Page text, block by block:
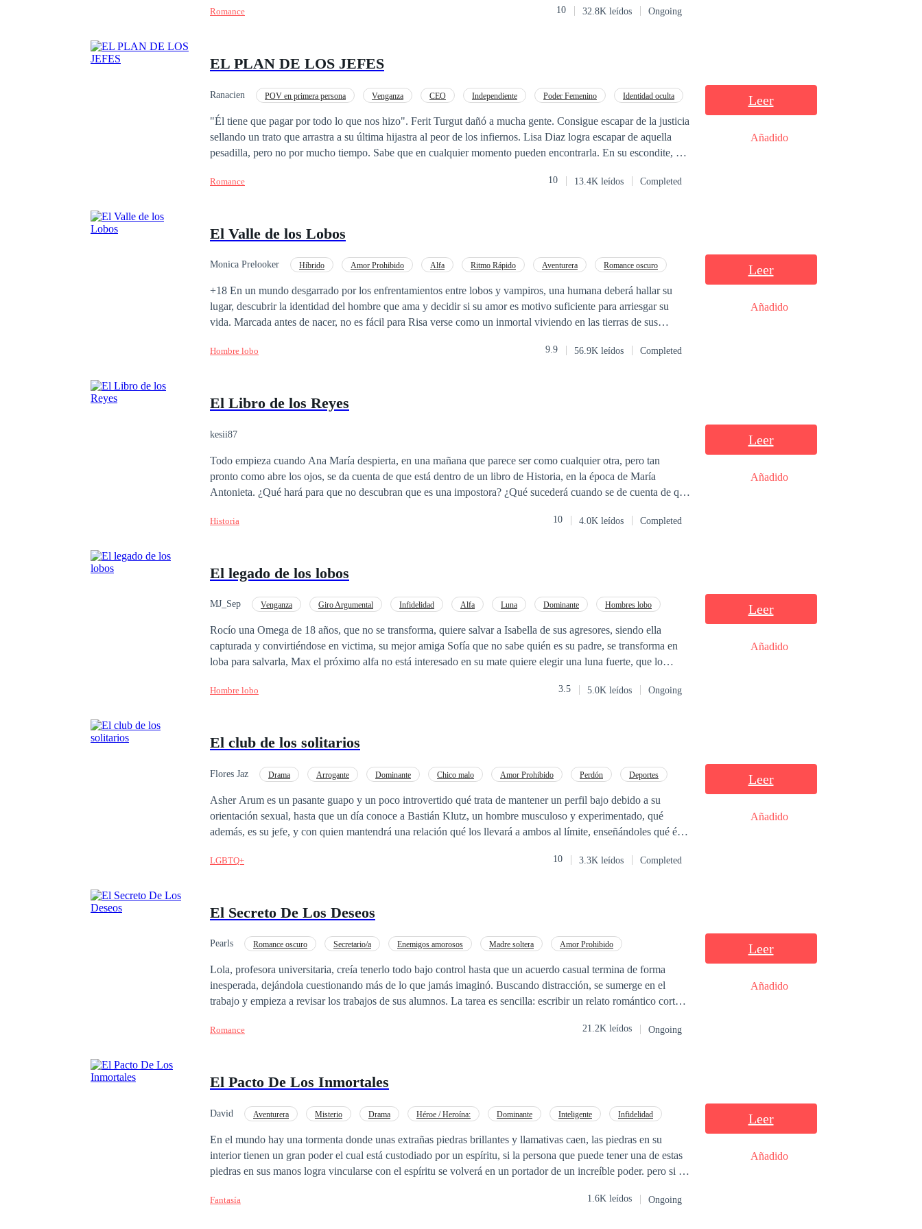
prisionero?
Romance 10 32.8K leídos Ongoing
EL PLAN DE LOS JEFES
Ranacien POV en primera persona Venganza CEO Independiente Poder Femenino
Identidad oculta
"Él tiene que pagar por todo lo que nos hizo". Ferit Turgut dañó a mucha gente. Consigue escapar de la justicia
sellando un trato que arrastra a su última hijastra al peor de los infiernos. Lisa Diaz logra escapar de aquella
pesadilla, pero no por mucho tiempo. Sabe que en cualquier momento pueden encontrarla. En su escondite, se
la conexión que tiene con su peor enemigo. De ese modo, el jefe de ella, en vez de despedirla o
famoso plan terminará envolviendo a todos en algo más peligroso que la propia venganza.
Romance 10 13.4K leídos Completed
Leer
Añadido
El Valle de los Lobos
Monica Prelooker Híbrido Amor Prohibido Alfa Ritmo Rápido Aventurera Romance oscuro
+18 En un mundo desgarrado por los enfrentamientos entre lobos y vampiros, una humana deberá hallar su
lugar, descubrir la identidad del hombre que ama y decidir si su amor es motivo suficiente para arriesgar su
vida. Marcada antes de nacer, no es fácil para Risa verse como un inmortal viviendo en las tierras de sus
señores del Valle, que desafiará las estrictas leyes de su pueblo para iniciarla en los secretos del amor, en
los incontables obstáculos que los separan? ¿O las diferencias entre ellos se impondrán a sus sentimientos y
Hombre lobo 9.9 56.9K leídos Completed
Leer
Añadido
El Libro de los Reyes
kesii87
Todo empieza cuando Ana María despierta, en una mañana que parece ser como cualquier otra, pero tan
pronto como abre los ojos, se da cuenta de que está dentro de un libro de Historia, en la época de María
Antonieta. ¿Qué hará para que no descubran que es una impostora? ¿Qué sucederá cuando se de cuenta de que
fantasía y viajes en el tiempo.
Historia 10 4.0K leídos Completed
Leer
Añadido
El legado de los lobos
MJ_Sep Venganza Giro Argumental Infidelidad Alfa Luna Dominante
Hombres lobo
Rocío una Omega de 18 años, que no se transforma, quiere salvar a Isabella de sus agresores, siendo ella
capturada y convirtiéndose en victima, su mejor amiga Sofía que no sabe quién es su padre, se transforma en
loba para salvarla, Max el próximo alfa no está interesado en su mate quiere elegir una luna fuerte, que lo
dispuestos a compartir una mate. secretos que destruirán relaciones y la vida de más de uno, lucharán para
Hombre lobo 3.5 5.0K leídos Ongoing
Leer
Añadido
El club de los solitarios
Flores Jaz Drama Arrogante Dominante Chico malo Amor Prohibido Perdón
Deportes
Asher Arum es un pasante guapo y un poco introvertido qué trata de mantener un perfil bajo debido a su
orientación sexual, hasta que un día conoce a Bastián Klutz, un hombre musculoso y experimentado, qué
además, es su jefe, y con quien mantendrá una relación qué los llevará a ambos al límite, enseñándoles qué él
LGBTQ+ 10 3.3K leídos Completed
Leer
Añadido
El Secreto De Los Deseos
Pearls Romance oscuro Secretario/a Enemigos amorosos Madre soltera
Amor Prohibido
Lola, profesora universitaria, creía tenerlo todo bajo control hasta que un acuerdo casual termina de forma
inesperada, dejándola cuestionando más de lo que jamás imaginó. Buscando distracción, se sumerge en el
trabajo y empieza a revisar los trabajos de sus alumnos. La tarea es sencilla: escribir un relato romántico corto
imaginación vívida, entrega un relato que capta la atención de Lola de formas que nunca esperó. Lo que
momentos inolvidables, El Secreto de los Deseos es una colección de relatos románticos cortos que exploran el
románticas y contemporáneas con temas de amor, tentación, pasión y conexión emocional.
Romance 21.2K leídos Ongoing
Leer
Añadido
El Pacto De Los Inmortales
David Aventurera Misterio Drama Héroe / Heroína: Dominante Inteligente
Infidelidad
En el mundo hay una tormenta donde unas extrañas piedras brillantes y llamativas caen, las piedras en su
interior tienen un gran poder el cual está custodiado por un espíritu, si la persona que puede tener una de estas
piedras en sus manos logra vincularse con el espíritu se volverá en un portador de un increíble poder. pero si la
persona que la tenga en su posición puede tener un riesgo y es que el espíritu trate de tomar su cuerpo a la
Fantasía 1.6K leídos Ongoing
Leer
Añadido